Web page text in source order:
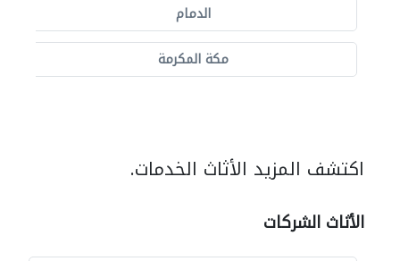
الدمام
مكة المكرمة
اكتشف المزيد الأثاث الخدمات.
الأثاث الشركات